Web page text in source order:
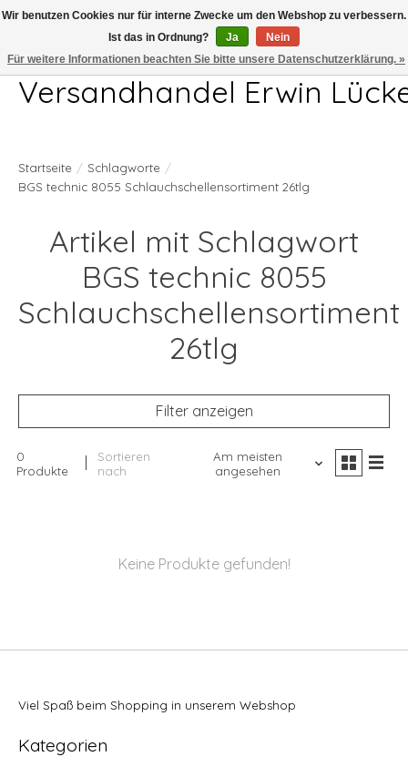
Telefon 04407 715872 MO-DO 7.00-17.00Uhr FR 7.00-13.00Uhr
Versandhandel Erwin
Startseite / Schlagworte /
BGS technic 8055 Schlauchschellensortiment 26tlg
Artikel mit Schlagwort
BGS technic 8055
Schlauchschellensortiment
26tlg
Filter anzeigen
0
Produkte
Sortieren
nach
Am meisten
angesehen
Keine Produkte gefunden!
Viel Spaß beim Shopping in unserem Webshop
Kategorien
Wir benutzen Cookies nur für interne Zwecke um den Webshop zu verbessern.
Ist das in Ordnung?
Ja
Nein
Für weitere Informationen beachten Sie bitte unsere Datenschutzerklärung. »